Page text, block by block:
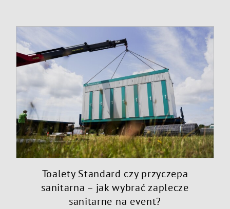
Toalety Standard czy przyczepa
sanitarna – jak wybrać zaplecze
sanitarne na event?